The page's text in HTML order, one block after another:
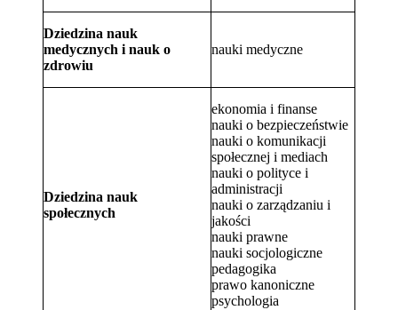
Dziedzina nauk
medycznych i nauk o
zdrowiu
nauki medyczne
Dziedzina nauk
społecznych
ekonomia i finanse
nauki o bezpieczeństwie
nauki o komunikacji
społecznej i mediach
nauki o polityce i
administracji
nauki o zarządzaniu i
jakości
nauki prawne
nauki socjologiczne
pedagogika
prawo kanoniczne
psychologia